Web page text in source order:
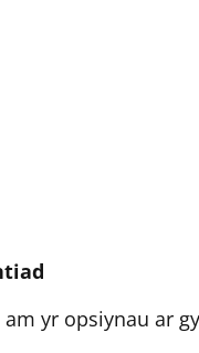
yr opsiynau ar